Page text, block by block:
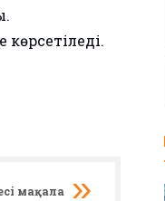
мақала